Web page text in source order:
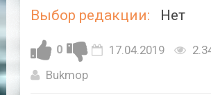
Выбор редакции:
Нет
0 17.04.2019
Bukmop